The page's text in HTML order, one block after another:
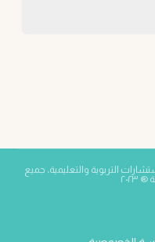
التربوية والتعليمية، جميع